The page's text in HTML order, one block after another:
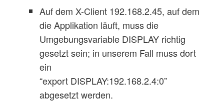
Auf dem X-Client 192.168.2.45, auf dem
die Applikation läuft, muss die
Umgebungsvariable DISPLAY richtig
gesetzt sein; in unserem Fall muss dort
ein
“export DISPLAY:192.168.2.4:0”
abgesetzt werden.